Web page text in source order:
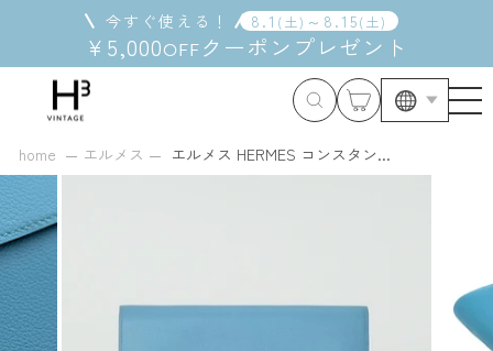
キ
ッ
プ
す
る
今すぐ使える！ 8 . 1 ( 土) ～ 8 . 15( 土)
¥5,000OFFクーポン プレゼント
home エルメス エルメス HERMES コンスタン...